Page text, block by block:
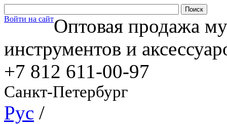
Войти на сайтОптовая продажа
инструментов и
+7 812 611-00-97
Санкт-Петербург
Рус /